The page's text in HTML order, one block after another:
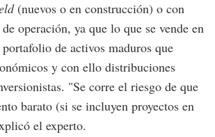
(nuevos o en construcción) o con
operación, ya que lo que se vende en
de activos maduros que
y con ello distribuciones
"Se corre el riesgo de que
barato (si se incluyen proyectos en
el experto.